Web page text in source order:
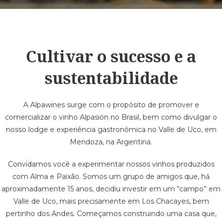
Cultivar o sucesso e a
sustentabilidade
A Alpawines surge com o propósito de promover e
comercializar o vinho Alpasión no Brasil, bem como divulgar o
nosso lodge e experiência gastronômica no Valle de Uco, em
Mendoza, na Argentina.
Convidamos você a experimentar nossos vinhos produzidos
com Alma e Paixão. Somos um grupo de amigos que, há
aproximadamente 15 anos, decidiu investir em um “campo” em
Valle de Uco, mais precisamente em Los Chacayes, bem
pertinho dos Andes. Começamos construindo uma casa que,